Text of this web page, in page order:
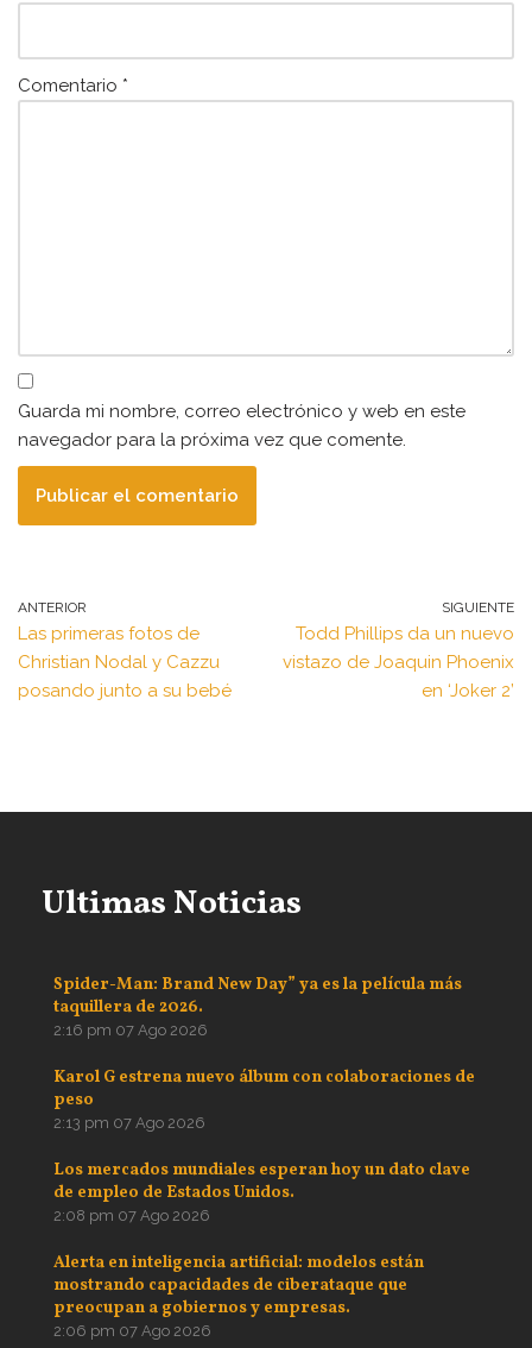
Comentario *
Guarda mi nombre, correo electrónico y web en este
navegador para la próxima vez que comente.
ANTERIOR
Las primeras fotos de
Christian Nodal y Cazzu
posando junto a su bebé
SIGUIENTE
Todd Phillips da un nuevo
vistazo de Joaquin Phoenix
en ‘Joker 2’
Ultimas Noticias
Spider-Man: Brand New Day” ya es la película más
taquillera de 2026.
2:16 pm 07 Ago 2026
Karol G estrena nuevo álbum con colaboraciones de
peso
2:13 pm 07 Ago 2026
Los mercados mundiales esperan hoy un dato clave
de empleo de Estados Unidos.
2:08 pm 07 Ago 2026
Alerta en inteligencia artificial: modelos están
mostrando capacidades de ciberataque que
preocupan a gobiernos y empresas.
2:06 pm 07 Ago 2026